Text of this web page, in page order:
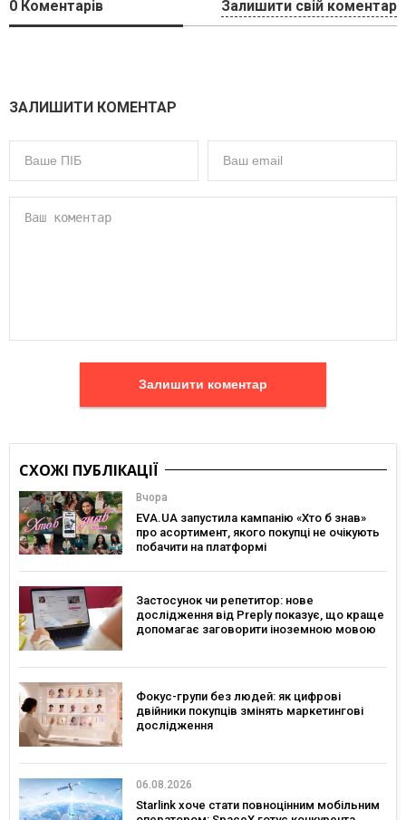
0 Коментарів Залишити свій коментар
ЗАЛИШИТИ КОМЕНТАР
Залишити коментар
СХОЖІ ПУБЛІКАЦІЇ
Вчора
EVA.UA запустила кампанію «Хто б знав»
про асортимент, якого покупці не очікують
побачити на платформі
Застосунок чи репетитор: нове
дослідження від Preply показує, що краще
допомагає заговорити іноземною мовою
Фокус-групи без людей: як цифрові
двійники покупців змінять маркетингові
дослідження
06.08.2026
Starlink хоче стати повноцінним мобільним